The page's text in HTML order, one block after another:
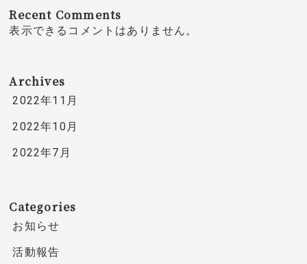
Recent Comments
表示できるコメントはありません。
Archives
2022年11月
2022年10月
2022年7月
Categories
お知らせ
活動報告